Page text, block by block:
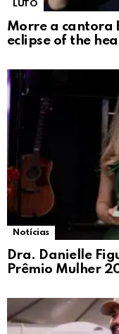
LUTO
Morre a cantora
eclipse of the
Notícias
Dra. Danielle
Prêmio Mulher